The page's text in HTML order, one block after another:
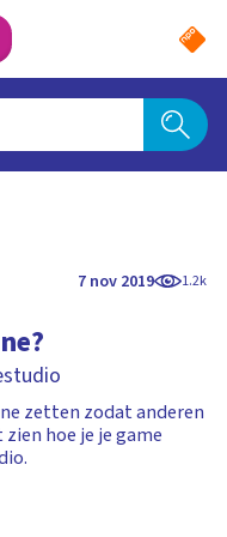
7 nov 2019 1.2k
zetten zodat anderen
hoe je je game